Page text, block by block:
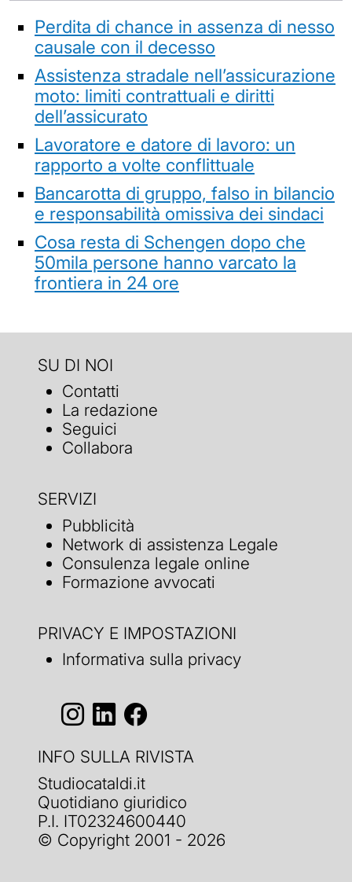
Perdita di chance in assenza di nesso
causale con il decesso
Assistenza stradale nell’assicurazione
moto: limiti contrattuali e diritti
dell’assicurato
Lavoratore e datore di lavoro: un
rapporto a volte conflittuale
Bancarotta di gruppo, falso in bilancio
e responsabilità omissiva dei sindaci
Cosa resta di Schengen dopo che
50mila persone hanno varcato la
frontiera in 24 ore
SU DI NOI
Contatti
La redazione
Seguici
Collabora
SERVIZI
Pubblicità
Network di assistenza Legale
Consulenza legale online
Formazione avvocati
PRIVACY E IMPOSTAZIONI
Informativa sulla privacy
INFO SULLA RIVISTA
Studiocataldi.it
Quotidiano giuridico
P.I. IT02324600440
© Copyright 2001 - 2026